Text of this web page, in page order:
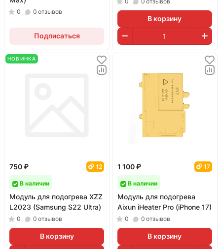
0 0 отзывов
Подписаться
В корзину
НОВИНКА
750 ₽ 12
В наличии
Модуль для подогрева XZZ
L2023 (Samsung S22 Ultra)
0 0 отзывов
В корзину
1 100 ₽ 17
В наличии
Модуль для подогрева
Aixun iHeater Pro (iPhone 17)
0 0 отзывов
В корзину